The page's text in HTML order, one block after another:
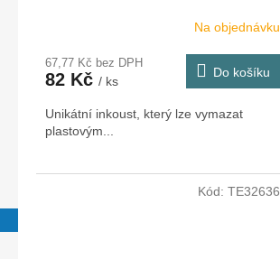
Na objednávku
67,77 Kč bez DPH
82 Kč / ks
Do košíku
Unikátní inkoust, který lze vymazat
plastovým...
Kód: TE32636